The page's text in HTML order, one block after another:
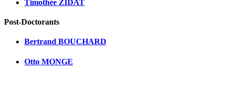
Timothée ZIDAT
Post-Doctorants
Bertrand BOUCHARD
Otto MONGE